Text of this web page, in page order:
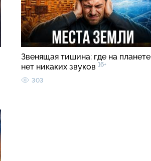
Звенящая тишина: где на планете
нет никаких звуков 16+
303